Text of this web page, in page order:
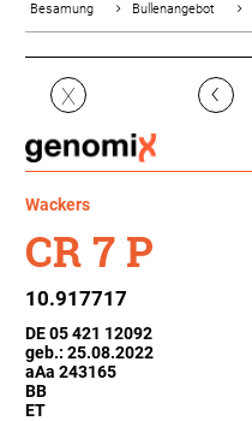
Besamung Bullenangebot
X ‹
Wackers
CR 7 P
10.917717
DE 05 421 12092
geb.: 25.08.2022
aAa 243165
BB
ET